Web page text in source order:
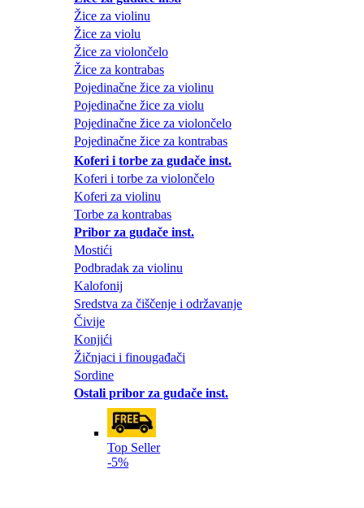
Žice za violinu
Žice za violu
Žice za violončelo
Žice za kontrabas
Pojedinačne žice za violinu
Pojedinačne žice za violu
Pojedinačne žice za violončelo
Pojedinačne žice za kontrabas
Koferi i torbe za gudače inst.
Koferi i torbe za violončelo
Koferi za violinu
Torbe za kontrabas
Pribor za gudače inst.
Mostići
Podbradak za violinu
Kalofonij
Sredstva za čiščenje i održavanje
Čivije
Konjići
Žičnjaci i finougađači
Sordine
Ostali pribor za gudače inst.
Top Seller
-5%